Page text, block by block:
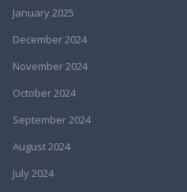
January 2025
December 2024
November 2024
October 2024
September 2024
August 2024
July 2024